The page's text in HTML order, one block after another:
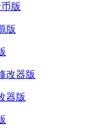
版
器版